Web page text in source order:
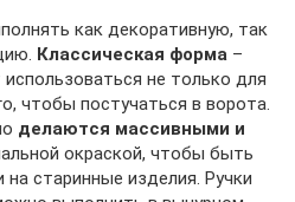
как декоративную, так
Классическая форма –
использоваться не только для
чтобы постучаться в ворота.
делаются массивными и
окраской, чтобы быть
старинные изделия. Ручки